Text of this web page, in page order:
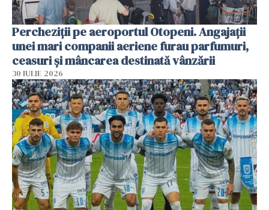
Percheziții pe aeroportul Otopeni. Angajații
unei mari companii aeriene furau parfumuri,
ceasuri și mâncarea destinată vânzării
30 IULIE 2026